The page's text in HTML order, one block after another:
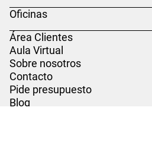
Oficinas
Área Clientes
Aula Virtual
Sobre nosotros
Contacto
Pide presupuesto
Blog